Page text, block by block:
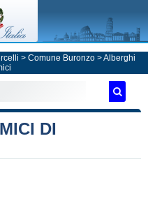
> Comune Buronzo > Alberghi
DI